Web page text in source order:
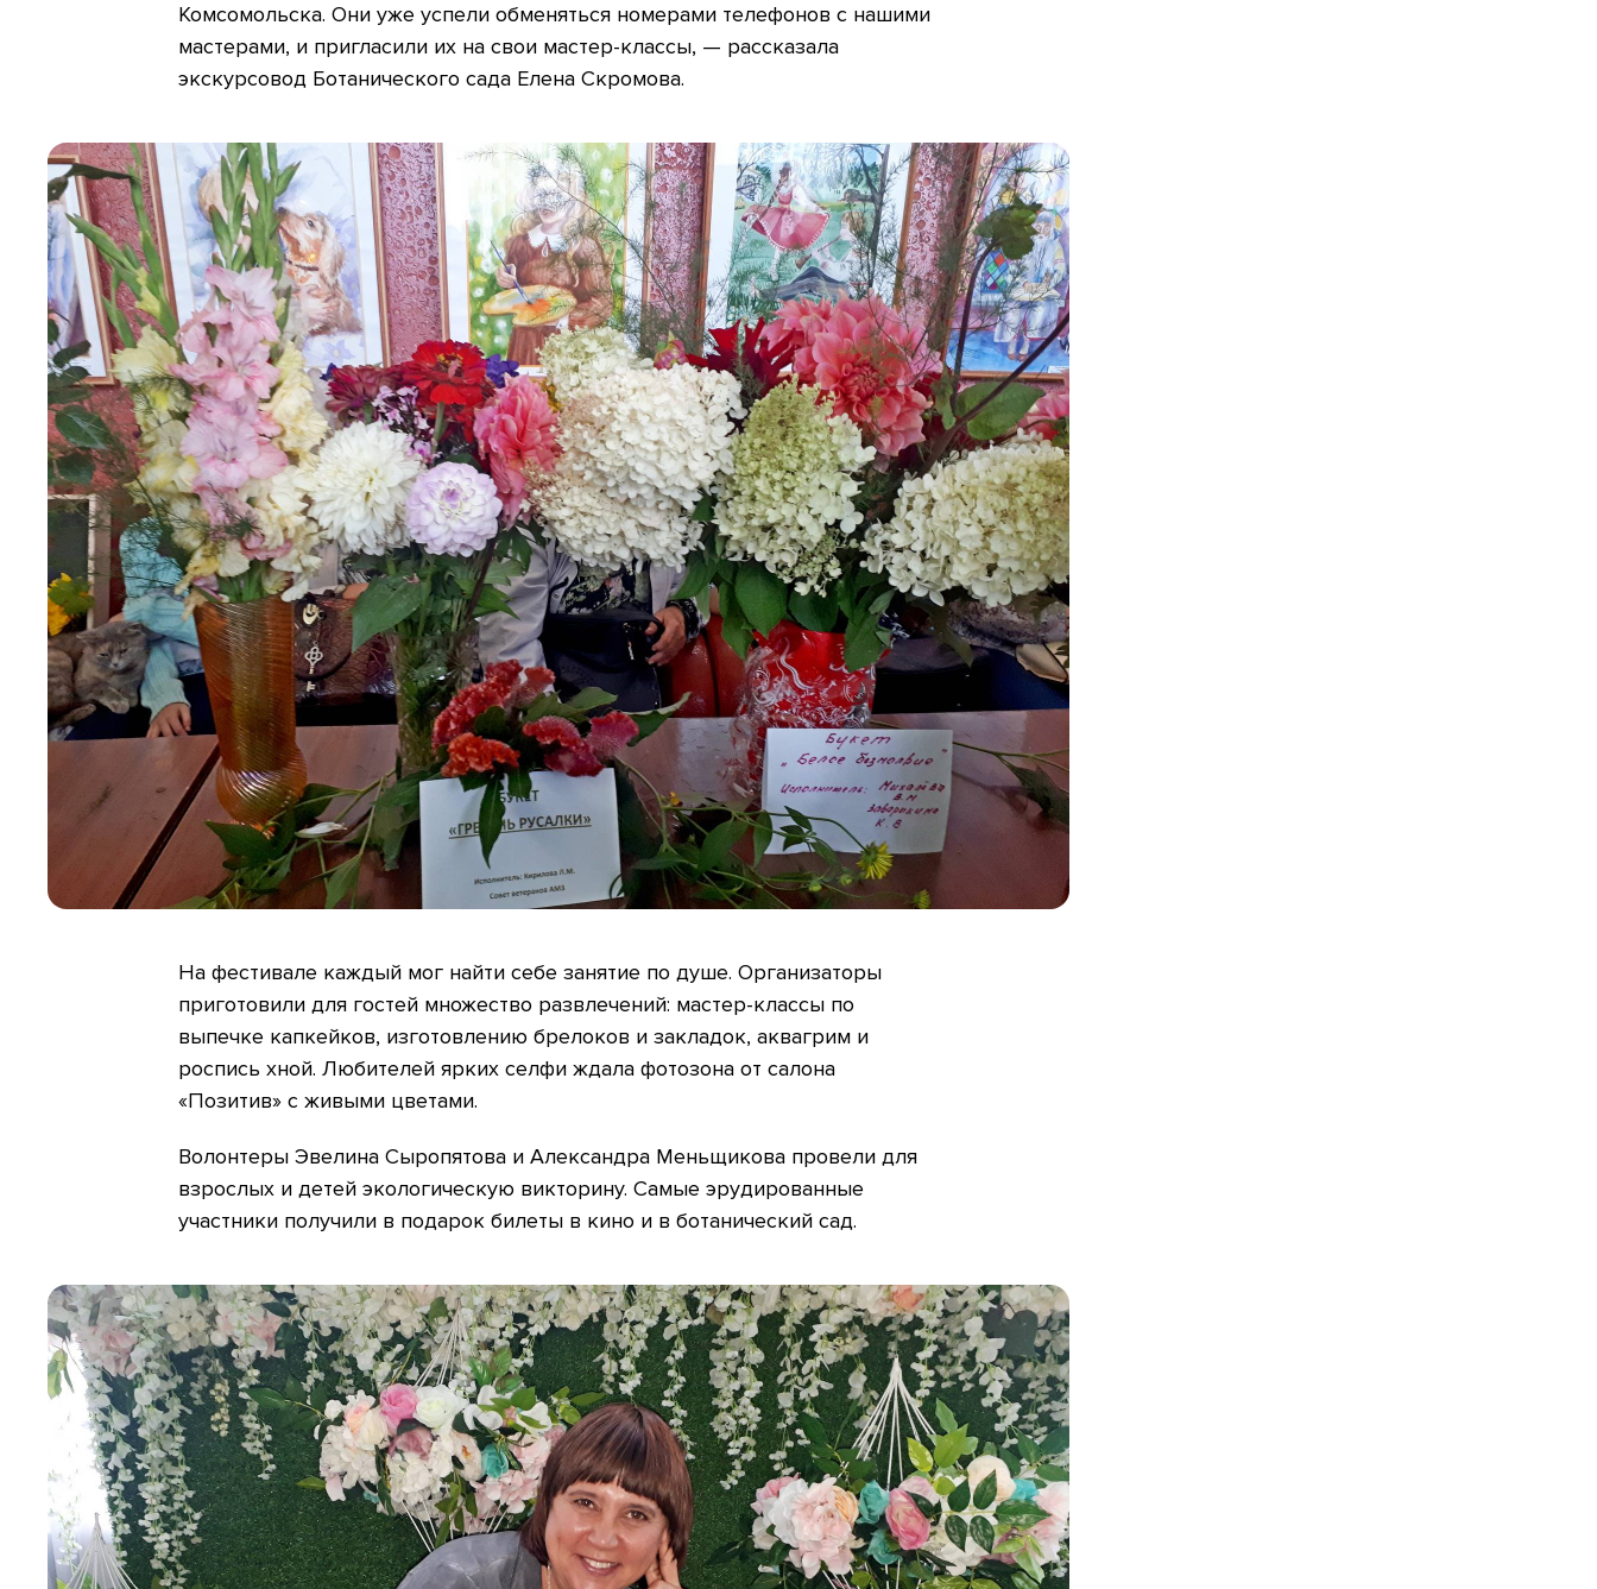
Комсомольска. Они уже успели обменяться номерами телефонов с нашими
мастерами, и пригласили их на свои мастер-классы, — рассказала
экскурсовод Ботанического сада Елена Скромова.
На фестивале каждый мог найти себе занятие по душе. Организаторы
приготовили для гостей множество развлечений: мастер-классы по
выпечке капкейков, изготовлению брелоков и закладок, аквагрим и
роспись хной. Любителей ярких селфи ждала фотозона от салона
«Позитив» с живыми цветами.
Волонтеры Эвелина Сыропятова и Александра Меньщикова провели для
взрослых и детей экологическую викторину. Самые эрудированные
участники получили в подарок билеты в кино и в ботанический сад.